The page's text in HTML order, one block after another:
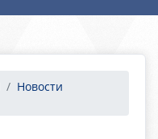
Новости